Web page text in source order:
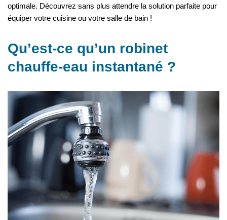
optimale. Découvrez sans plus attendre la solution parfaite pour
équiper votre cuisine ou votre salle de bain !
Qu’est-ce qu’un robinet
chauffe-eau instantané ?